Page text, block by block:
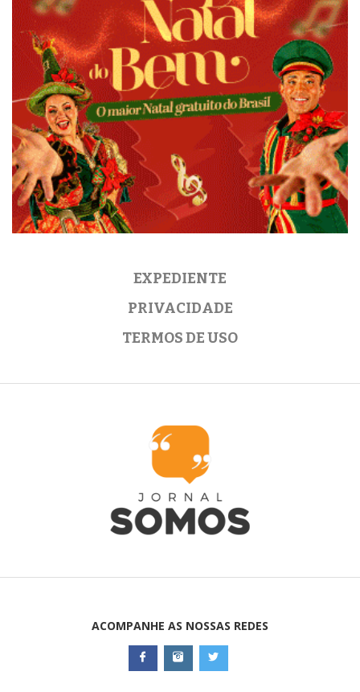
EXPEDIENTE
PRIVACIDADE
TERMOS DE USO
ACOMPANHE AS NOSSAS REDES